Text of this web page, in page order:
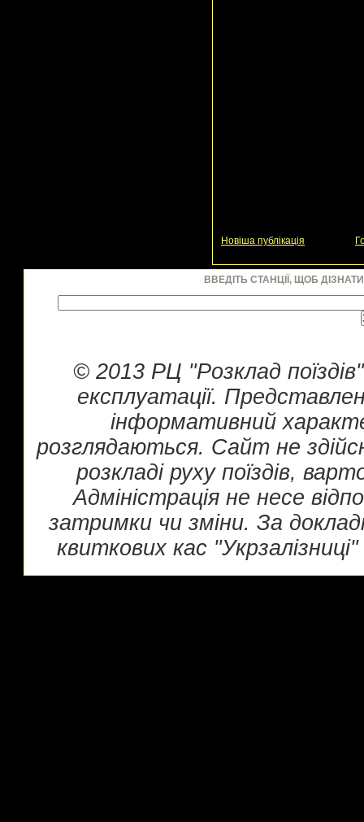
Новіша публікація
ВВЕДІТЬ СТАНЦІЇ, ЩОБ
© 2013 РЦ "Розклад
експлуатації.
інформативний
розглядаються. Сайт не
розкладі руху поїздів,
Адміністрація не несе
затримки чи зміни. За
квиткових кас